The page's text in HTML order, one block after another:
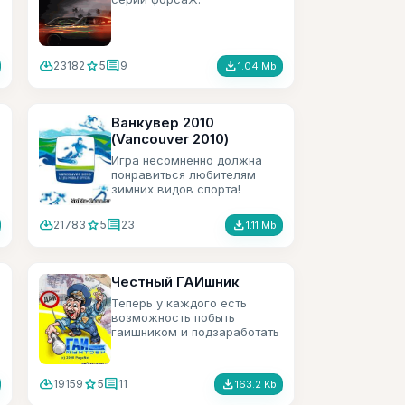
cloud_download23182 star5comment9 file_download1.04 Mb
Ванкувер 2010
(Vancouver 2010)
Игра несомненно должна
понравиться любителям
зимних видов спорта!
cloud_download21783 star5comment23 file_download1.11 Mb
Честный ГАИшник
Теперь у каждого есть
возможность побыть
гаишником и подзаработать
игра.
cloud_download19159 star5comment11 file_download163.2 Kb